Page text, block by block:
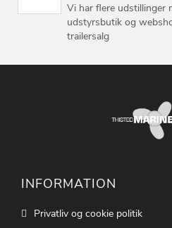
Vi har flere udstillinger
udstyrsbutik og
trailersalg
INFORMATION
Privatliv og cookie politik